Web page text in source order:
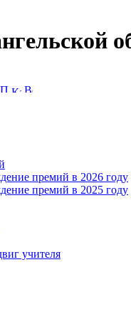
премий в 2026 году
премий в 2025 году
учителя